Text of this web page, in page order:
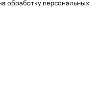
обработку персональных